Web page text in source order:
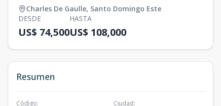
Charles De Gaulle, Santo Domingo Este
DESDE
US$ 74,500
HASTA
US$ 108,000
Resumen
Código: Ciudad: